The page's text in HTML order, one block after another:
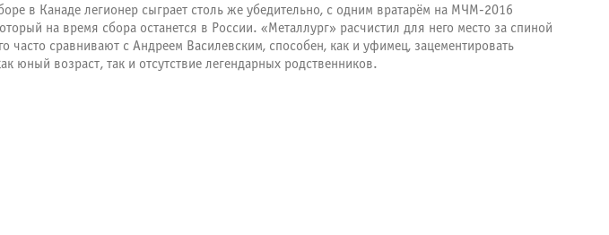
в Канаде легионер сыграет столь же убедительно, с одним вратарём на МЧМ-2016
на время сбора останется в России. «Металлург» расчистил для него место за спиной
часто сравнивают с Андреем Василевским, способен, как и уфимец, зацементировать
юный возраст, так и отсутствие легендарных родственников.